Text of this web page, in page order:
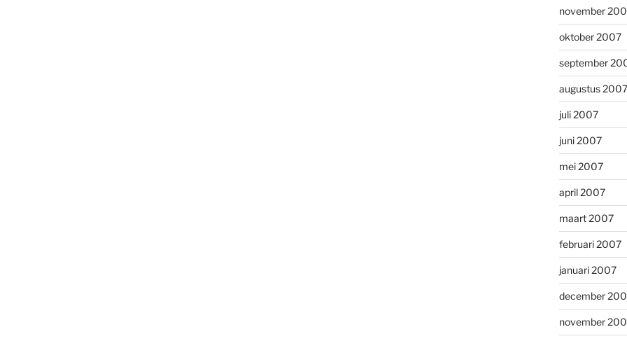
november
oktober 2007
september
augustus 2007
juli 2007
juni 2007
mei 2007
april 2007
maart 2007
februari 2007
januari 2007
december
november